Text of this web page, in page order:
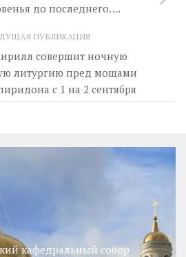
до последнего….
ПУБЛИКАЦИЯ
совершит ночную
литургию пред мощами
с 1 на 2 сентября
кафедральный собор